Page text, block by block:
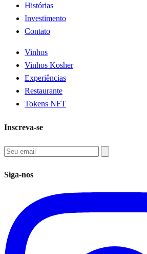
Histórias
Investimento
Contato
Vinhos
Vinhos Kosher
Experiências
Restaurante
Tokens NFT
Inscreva-se
Siga-nos